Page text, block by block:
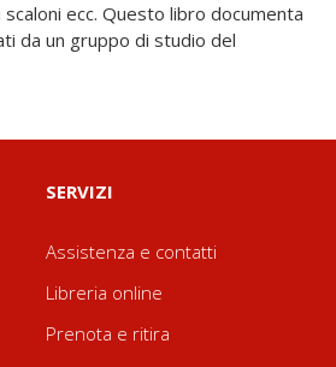
ecc. Questo libro documenta
da un gruppo di studio del
SERVIZI
Assistenza e contatti
Libreria online
Prenota e ritira